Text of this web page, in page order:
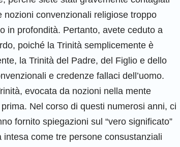
convenzionali religiose troppo
in profondità. Pertanto, avete ceduto a
poiché la Trinità semplicemente è
la Trinità del Padre, del Figlio e dello
e credenze fallaci dell’uomo.
evocata da nozioni nella mente
Nel corso di questi numerosi anni, ci
fornito spiegazioni sul “vero significato”
come tre persone consustanziali